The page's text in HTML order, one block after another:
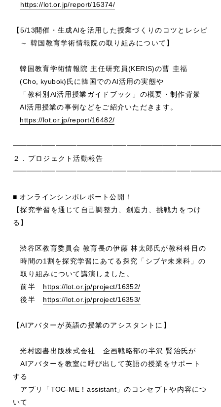
https://lot.or.jp/report/16374/
【5/13開催・生成AIを活用した授業づくりのコツとレシピ
～ 韓国教育学術情報院の取り組みについて】
韓国教育学術情報院 主任研究員(KERIS)の曹 圭福
(Cho, kyubok)氏に韓国でのAI活用の実態や
「教科別 AI活用授業ガイドブック」の概要・制作背景
AI活用授業の事例などをご紹介いただきます。
https://lot.or.jp/report/16482/
２．プロジェクト活動報告
■ オンラインシンポレポート公開！
【探究学習を通じて自己調整力、創造力、挑戦力をつけ
る】
渋谷区教育委員会 教育長の伊藤 林太郎氏が教科科目の
時間の1 割を探究学習にあてる探究「シブヤ未来科」の
取り組みについて講演しました。
前半 https://lot.or.jp/project/16352/
後半 https://lot.or.jp/project/16353/
【AIアバターが英語の授業のアシスタントに】
光村図書出版株式会社 企画戦略部の半沢 賢治氏が
AIアバターを教室に呼び出して英語の授業をサポート
する
アプリ「 TOC-ME ！assistant 」のコンセプトや内容につ
いて